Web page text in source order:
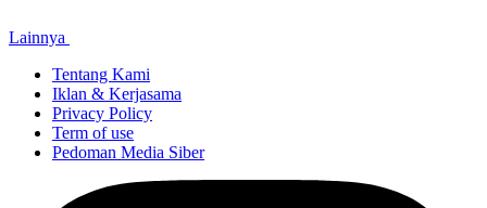
Lainnya
Tentang Kami
Iklan & Kerjasama
Privacy Policy
Term of use
Pedoman Media Siber